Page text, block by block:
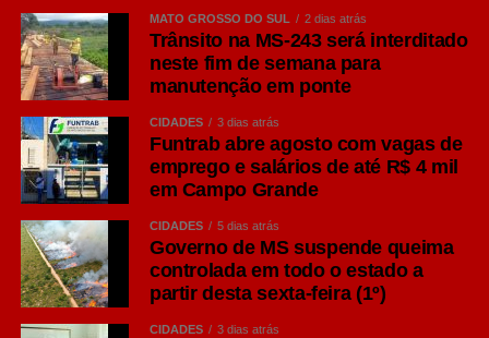
MATO GROSSO DO SUL 2 dias atrás
Trânsito na MS-243 será interditado
neste fim de semana para
manutenção em ponte
CIDADES 3 dias atrás
Funtrab abre agosto com vagas de
emprego e salários de até R$ 4 mil
em Campo Grande
CIDADES 5 dias atrás
Governo de MS suspende queima
controlada em todo o estado a
partir desta sexta-feira (1º)
CIDADES 3 dias atrás